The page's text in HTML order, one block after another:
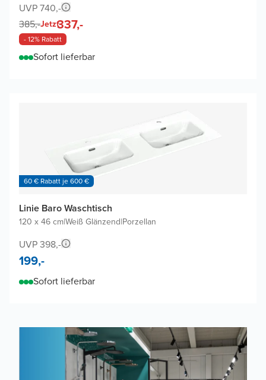
UVP 740,-
385,-Jetzt337,-
- 12% Rabatt
Sofort lieferbar
60 € Rabatt je 600 €
Linie Baro Waschtisch
120 x 46 cm|Weiß Glänzend|Porzellan
UVP 398,-
199,-
Sofort lieferbar